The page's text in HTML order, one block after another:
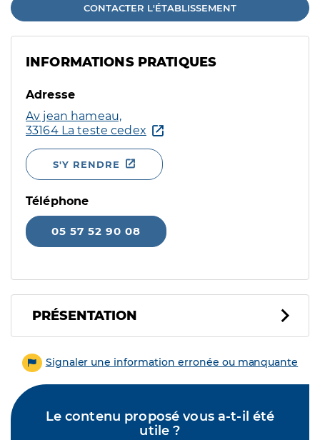
CONTACTER L'ÉTABLISSEMENT
INFORMATIONS PRATIQUES
Adresse
Av jean hameau,
33164 La teste cedex
S'Y RENDRE
Téléphone
05 57 52 90 08
PRÉSENTATION
Signaler une information erronée ou manquante
Le contenu proposé vous a-t-il été
utile ?